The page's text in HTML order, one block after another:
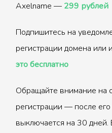
Axelname — 299 рублей
Подпишитесь на
регистрации домена
это бесплатно
Обращайте внимание на
регистрации — после
выключается на 30 дней.